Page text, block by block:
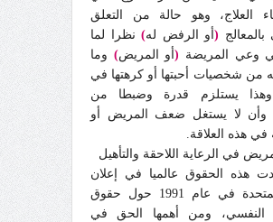
العلاج، وهو حالة من التعلق
(أو الرفض له) نظرا لما
وعي المريضة (أو المريض) وما
من شخصيات أحبتها أو كرهتها في
وهذا يستلزم قدرة وضبطا من
وأن لا يستغل ضعف المريض أو
في هذه العلاقة.
في الرعاية اللاحقة والتأهيل
هذه الحقوق عالميا في إعلان
الأمم المتحدة في عام 1991 حول حقوق
النفسي، ومن أهمها الحق في